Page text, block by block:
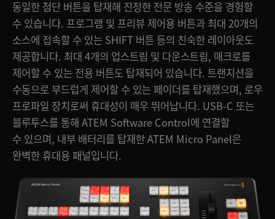
동일한 첨단 버튼을 탑재해 진정한 전문 방송 수준을 경험할
수 있습니다. 프로그램 및 프리뷰 제어용 버튼과 최대 20개의
소스에 접속할 수 있는 SHIFT 버튼 등의 친숙한 레이아웃도
제공합니다. 최대 4개의 업스트림 및 다운스트림, 매크로를
제어할 수 있는 전용 버튼도 탑재되어 있습니다. 트랜지션을
수동으로 부드럽게 제어할 수 있는 페이더를 탑재했으며, 로우
프로파일 장치로써 휴대성이 매우 뛰어납니다. USB-C 또는
블루투스를 통해 ATEM Software Control에 연결할
수 있으며, 내부 배터리를 탑재한 ATEM Micro Panel은
완벽한 휴대용 패널입니다.